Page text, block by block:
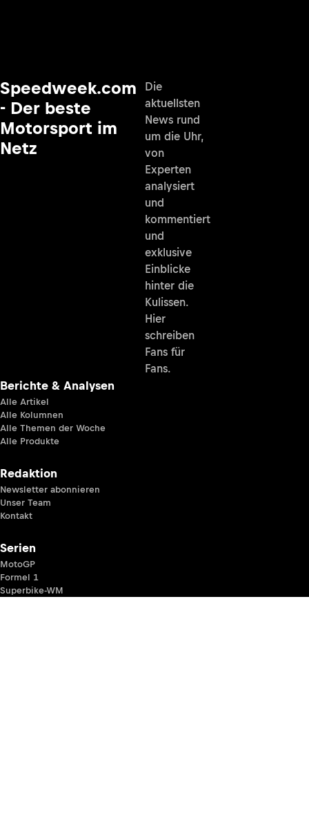
Speedweek.com
- Der beste
Motorsport im
Netz
Die
aktuellsten
News rund
um die Uhr,
von
Experten
analysiert
und
kommentiert
und
exklusive
Einblicke
hinter die
Kulissen.
Hier
schreiben
Fans für
Fans.
Berichte & Analysen
Alle Artikel
Alle Kolumnen
Alle Themen der Woche
Alle Produkte
Redaktion
Newsletter abonnieren
Unser Team
Kontakt
Serien
MotoGP
Formel 1
Superbike-WM